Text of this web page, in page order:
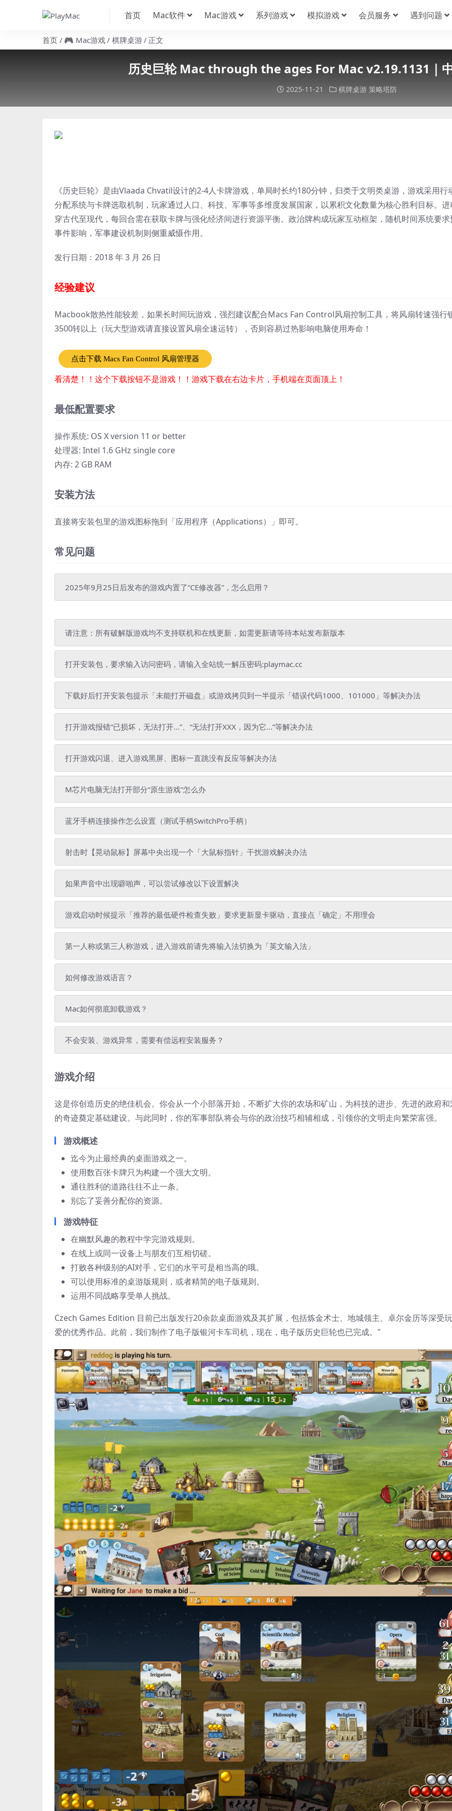
首页 Mac软件 Mac游戏 系列游戏 模拟游戏 会员服务 遇到问题
首页 🎮 Mac游戏 棋牌桌游 正文
历史巨轮 Mac through the ages For Mac v2.19.1131｜
2025-11-21 棋牌桌游 策略塔防
《历史巨轮》是由Vlaada Chvatil设计的2-4人卡牌游戏，单局时长约180分钟，归类于文明类桌游，游戏采用行
分配系统与卡牌选取机制，玩家通过人口、科技、军事等多维度发展国家，以累积文化数量为核心胜利目标。
穿古代至现代，每回合需在获取卡牌与强化经济间进行资源平衡。政治牌构成玩家互动框架，随机时间系统要
事件影响，军事建设机制则侧重威慑作用。
发行日期：2018 年 3 月 26 日
经验建议
Macbook散热性能较差，如果长时间玩游戏，强烈建议配合Macs Fan Control风扇控制工具，将风扇转速强行
3500转以上（玩大型游戏请直接设置风扇全速运转），否则容易过热影响电脑使用寿命！
点击下载 Macs Fan Control 风扇管理器
看清楚！！这个下载按钮不是游戏！！游戏下载在右边卡片，手机端在页面顶上！
最低配置要求
操作系统: OS X version 11 or better
处理器: Intel 1.6 GHz single core
内存: 2 GB RAM
安装方法
直接将安装包里的游戏图标拖到「应用程序（Applications）」即可。
常见问题
2025年9月25日后发布的游戏内置了“CE修改器”，怎么启用？
请注意：所有破解版游戏均不支持联机和在线更新，如需更新请等待本站发布新版本
打开安装包，要求输入访问密码，请输入全站统一解压密码:playmac.cc
下载好后打开安装包提示「未能打开磁盘」或游戏拷贝到一半提示「错误代码1000、101000」等解决办法
打开游戏报错“已损坏，无法打开...”、“无法打开XXX，因为它...”等解决办法
打开游戏闪退、进入游戏黑屏、图标一直跳没有反应等解决办法
M芯片电脑无法打开部分“原生游戏”怎么办
蓝牙手柄连接操作怎么设置（测试手柄SwitchPro手柄）
射击时【晃动鼠标】屏幕中央出现一个「大鼠标指针」干扰游戏解决办法
如果声音中出现噼啪声，可以尝试修改以下设置解决
游戏启动时候提示「推荐的最低硬件检查失败」要求更新显卡驱动，直接点「确定」不用理会
第一人称或第三人称游戏，进入游戏前请先将输入法切换为「英文输入法」
如何修改游戏语言？
Mac如何彻底卸载游戏？
不会安装、游戏异常，需要有偿远程安装服务？
游戏介绍
这是你创造历史的绝佳机会。你会从一个小部落开始，不断扩大你的农场和矿山，为科技的进步、先进的政府
的奇迹奠定基础建设。与此同时，你的军事部队将会与你的政治技巧相辅相成，引领你的文明走向繁荣富强。
游戏概述
迄今为止最经典的桌面游戏之一。
使用数百张卡牌只为构建一个强大文明。
通往胜利的道路往往不止一条。
别忘了妥善分配你的资源。
游戏特征
在幽默风趣的教程中学完游戏规则。
在线上或同一设备上与朋友们互相切磋。
打败各种级别的AI对手，它们的水平可是相当高的哦。
可以使用标准的桌游版规则，或者精简的电子版规则。
运用不同战略享受单人挑战。
Czech Games Edition 目前已出版发行20余款桌面游戏及其扩展，包括炼金术士、地城领主、卓尔金历等深受
爱的优秀作品。此前，我们制作了电子版银河卡车司机，现在，电子版历史巨轮也已完成。"